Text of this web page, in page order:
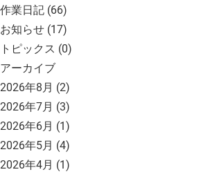
作業日記 (66)
お知らせ (17)
トピックス (0)
アーカイブ
2026年8月 (2)
2026年7月 (3)
2026年6月 (1)
2026年5月 (4)
2026年4月 (1)